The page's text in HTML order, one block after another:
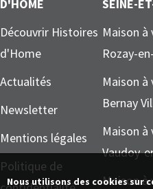
D'HOME
Découvrir Histoires
d'Home
Actualités
Newsletter
Mentions légales
Politique de
SEINE-
Maison à
Rozay-
Maison à
Bernay
Maison à
Vaudoy-
Maison à
Nous utilisons des cookies sur